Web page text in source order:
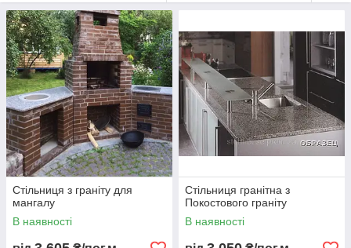
Прорахунок та виготовлення за Вашим кресленням до 14 р.
д.
Прорахуємо і виготовимо Ваше замовлення за розміром,
кресленням або лекалом
Стільниця з граніту для
мангалу
В наявності
Стільниця гранітна з
Покостового граніту
В наявності